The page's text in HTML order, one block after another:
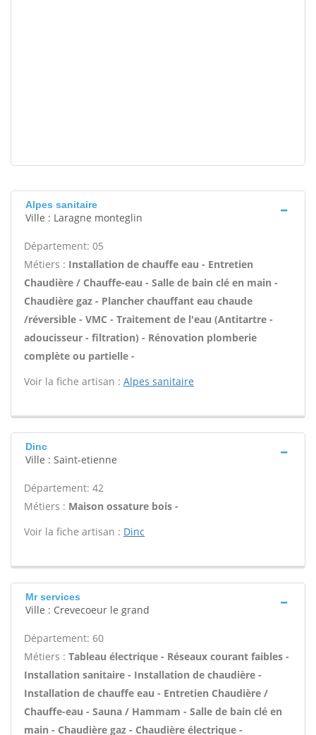
Alpes sanitaire
Ville : Laragne monteglin
Département: 05
Métiers : Installation de chauffe eau - Entretien
Chaudière / Chauffe-eau - Salle de bain clé en main -
Chaudière gaz - Plancher chauffant eau chaude
/réversible - VMC - Traitement de l'eau (Antitartre -
adoucisseur - filtration) - Rénovation plomberie
complète ou partielle -
Voir la fiche artisan : Alpes sanitaire
Dinc
Ville : Saint-etienne
Département: 42
Métiers : Maison ossature bois -
Voir la fiche artisan : Dinc
Mr services
Ville : Crevecoeur le grand
Département: 60
Métiers : Tableau électrique - Réseaux courant faibles -
Installation sanitaire - Installation de chaudière -
Installation de chauffe eau - Entretien Chaudière /
Chauffe-eau - Sauna / Hammam - Salle de bain clé en
main - Chaudière gaz - Chaudière électrique -